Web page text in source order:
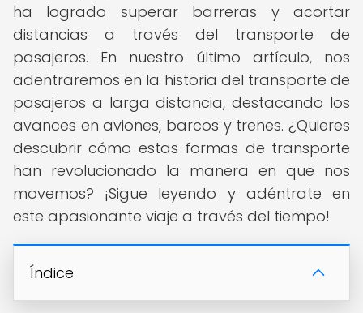
ha logrado superar barreras y acortar
distancias a través del transporte de
pasajeros. En nuestro último artículo, nos
adentraremos en la historia del transporte de
pasajeros a larga distancia, destacando los
avances en aviones, barcos y trenes. ¿Quieres
descubrir cómo estas formas de transporte
han revolucionado la manera en que nos
movemos? ¡Sigue leyendo y adéntrate en
este apasionante viaje a través del tiempo!
Índice